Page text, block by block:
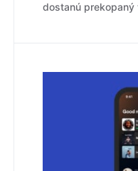
dostanú prekopaný